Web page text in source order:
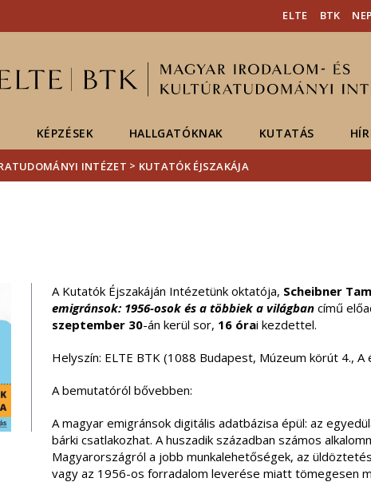
ELTE BTK
KÉPZÉSEK HALLGATÓKNAK KUTATÁS
INTÉZET > KUTATÓK ÉJSZAKÁJA
A Kutatók Éjszakáján Intézetünk oktatója, Scheibner
emigránsok: 1956-osok és a többiek a világban című
szeptember 30-án kerül sor, 16 órai kezdettel.
Helyszín: ELTE BTK (1088 Budapest, Múzeum körút 4.,
A bemutatóról bővebben:
A magyar emigránsok digitális adatbázisa épül: az
bárki csatlakozhat. A huszadik században számos
Magyarországról a jobb munkalehetőségek, az
vagy az 1956-os forradalom leverése miatt tömegesen